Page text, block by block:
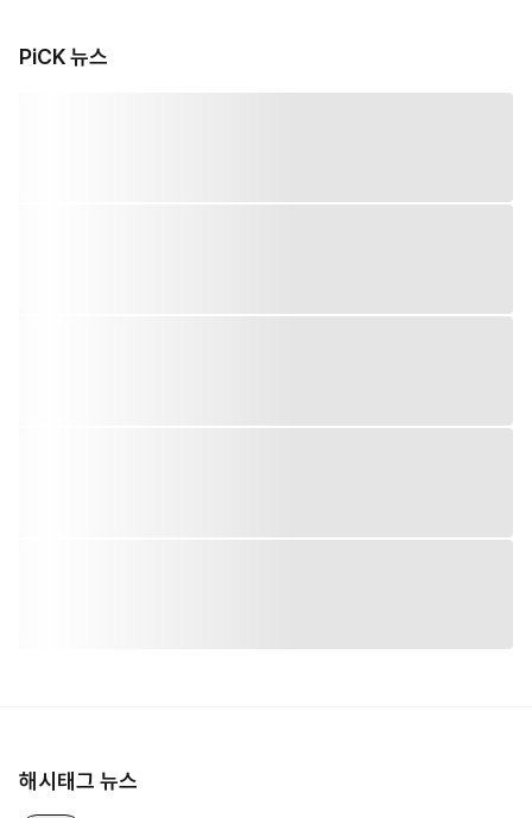
PiCK 뉴스
해시태그 뉴스